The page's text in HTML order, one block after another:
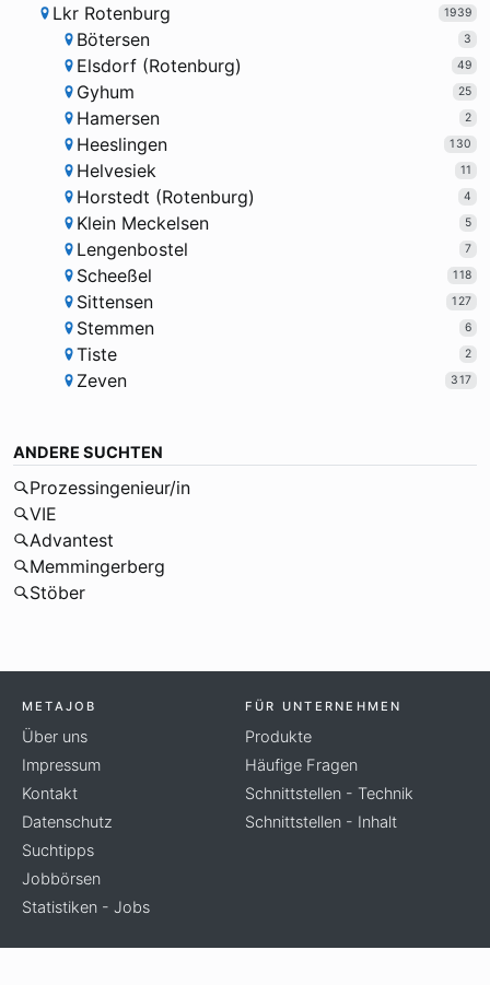
Lkr Rotenburg 1939
Bötersen 3
Elsdorf (Rotenburg) 49
Gyhum 25
Hamersen 2
Heeslingen 130
Helvesiek 11
Horstedt (Rotenburg) 4
Klein Meckelsen 5
Lengenbostel 7
Scheeßel 118
Sittensen 127
Stemmen 6
Tiste 2
Zeven 317
ANDERE SUCHTEN
Prozessingenieur/in
VIE
Advantest
Memmingerberg
Stöber
METAJOB
Über uns
Impressum
Kontakt
Datenschutz
Suchtipps
Jobbörsen
Statistiken - Jobs
FÜR UNTERNEHMEN
Produkte
Häufige Fragen
Schnittstellen - Technik
Schnittstellen - Inhalt